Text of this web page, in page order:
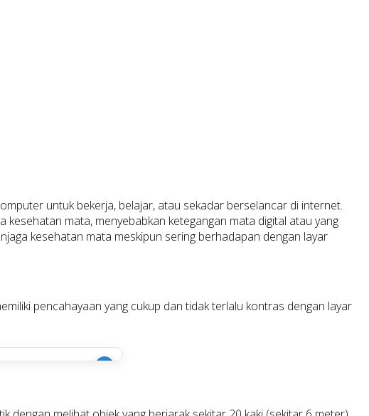
untuk bekerja, belajar, atau sekadar berselancar di internet.
mata, menyebabkan ketegangan mata digital atau yang
kesehatan mata meskipun sering berhadapan dengan layar
pencahayaan yang cukup dan tidak terlalu kontras dengan layar
i